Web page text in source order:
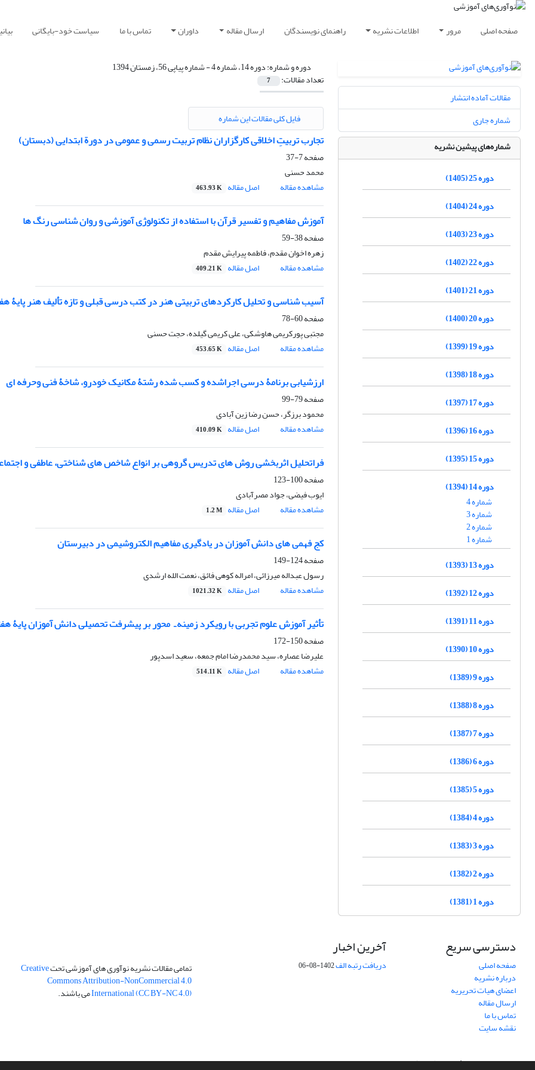
صفحه اصلی مرور اطلاعات نشریه راهنمای نویسندگان ارسال مقاله داوران تماس با ما سیاست خود-بایگانی
دوره و شماره:دوره 14، شماره 4 - شماره پیاپی 56، زمستان 1394
تعداد مقالات: 7
فایل کلی مقالات این شماره
تجارب تربیتِ اخلاقی کارگزاران نظام تربیت رسمی و عمومی در دورة ابتدایی (دبستان)
صفحه7-37
محمد حسنی
مشاهده مقاله
اصل مقاله 463.93 K
آموزش مفاهیم و تفسیر قرآن با استفاده از تکنولوژی آموزشی و روان شناسی رنگ ها
صفحه38-59
زهره اخوان مقدم، فاطمه پیرایش مقدم
مشاهده مقاله
اصل مقاله 409.21 K
آسیب شناسی و تحلیل کارکردهای تربیتی هنر در کتب درسی قبلی و تازه تألیف هنر پایۀ
صفحه60-78
مجتبی پورکریمی هاوشکی، علی کریمی گیلده، حجت حسنی
مشاهده مقاله
اصل مقاله 453.65 K
ارزشیابی برنامۀ درسی اجراشده و کسب شده رشتۀ مکانیک خودرو، شاخۀ فنی وحرفه ای
صفحه79-99
محمود برزگر، حسن رضا زین آبادی
مشاهده مقاله
اصل مقاله 410.09 K
فراتحلیل اثربخشی روش های تدریس گروهی بر انواع شاخص های شناختی، عاطفی و
صفحه100-123
ایوب فیضی، جواد مصرآبادی
مشاهده مقاله
اصل مقاله 1.2 M
کج فهمی های دانش آموزان در یادگیری مفاهیم الکتروشیمی در دبیرستان
صفحه124-149
رسول عبداله میرزائی، امراله کوهی فائق، نعمت الله ارشدی
مشاهده مقاله
اصل مقاله 1021.32 K
تأثیر آموزش علوم تجربی با رویکرد زمینه ـ محور بر پیشرفت تحصیلی دانش آموزان پایۀ
صفحه150-172
علیرضا عصاره، سید محمدرضا امام جمعه، سعید اسدپور
مشاهده مقاله
اصل مقاله 514.11 K
مقالات آماده انتشار
شماره جاری
شماره‌های پیشین نشریه
دوره 25 (1405)
دوره 24 (1404)
دوره 23 (1403)
دوره 22 (1402)
دوره 21 (1401)
دوره 20 (1400)
دوره 19 (1399)
دوره 18 (1398)
دوره 17 (1397)
دوره 16 (1396)
دوره 15 (1395)
دوره 14 (1394)
شماره 4
شماره 3
شماره 2
شماره 1
دوره 13 (1393)
دوره 12 (1392)
دوره 11 (1391)
دوره 10 (1390)
دوره 9 (1389)
دوره 8 (1388)
دوره 7 (1387)
دوره 6 (1386)
دوره 5 (1385)
دوره 4 (1384)
دوره 3 (1383)
دوره 2 (1382)
دوره 1 (1381)
دسترسی سریع
صفحه اصلی
درباره نشریه
اعضای هیات تحریریه
ارسال مقاله
تماس با ما
نقشه سایت
آخرین اخبار
دریافت رتبه الف1402-08-06 تمامی مقالات نشریه نوآوری های آموزشی تحتCreative
Commons Attribution-NonCommercial 4.0
International (CC BY-NC 4.0)می باشند.
سامانه مدیریت نشریات علمی.طراحی و پیاده سازی ازسیناوب